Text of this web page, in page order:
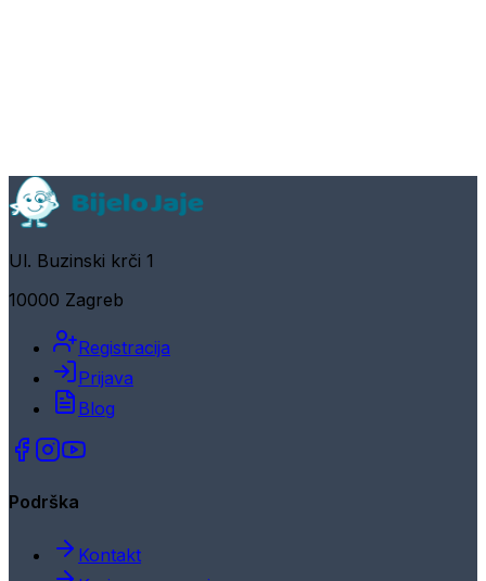
Ul. Buzinski krči 1
10000 Zagreb
Registracija
Prijava
Blog
Podrška
Kontakt